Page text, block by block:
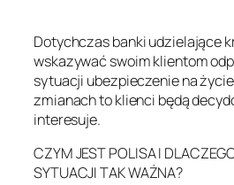
Dotychczas banki udzielające
wskazywać swoim klientom
sytuacji ubezpieczenie na
zmianach to klienci będą
interesuje.
CZYM JEST POLISA I
SYTUACJI TAK WAŻNA?